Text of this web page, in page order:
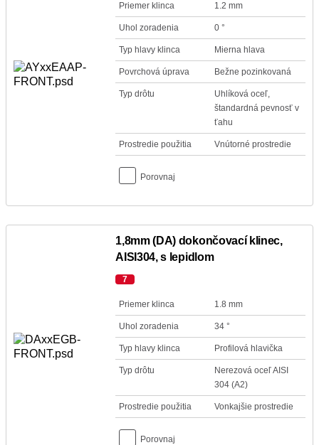
Priemer klinca 1.2 mm
Uhol zoradenia 0 °
Typ hlavy klinca Mierna hlava
Povrchová úprava Bežne pozinkovaná
Typ drôtu
Uhlíková oceľ,
štandardná pevnosť v
ťahu
Prostredie použitia Vnútorné prostredie
Porovnaj
1,8mm (DA) dokončovací klinec,
AISI304, s lepidlom
7
Priemer klinca 1.8 mm
Uhol zoradenia 34 °
Typ hlavy klinca Profilová hlavička
Typ drôtu
Nerezová oceľ AISI
304 (A2)
Prostredie použitia Vonkajšie prostredie
Porovnaj